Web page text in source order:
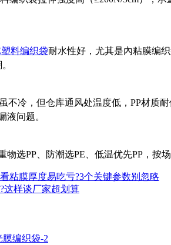
塑料编织袋耐水性好，尤其是內粘膜编
不冷，但仓库通风处温度低，PP材质
液问题。
物选PP、防潮选PE、低温优先PP，按
粘膜厚度易吃亏?3个关键参数别忽略
这样谈厂家超划算
膜编织袋-2